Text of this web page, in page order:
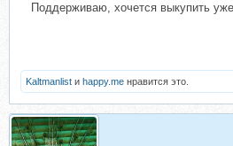
Поддерживаю, хочется выкупить
Kaltmanlist и happy.me нравится это.